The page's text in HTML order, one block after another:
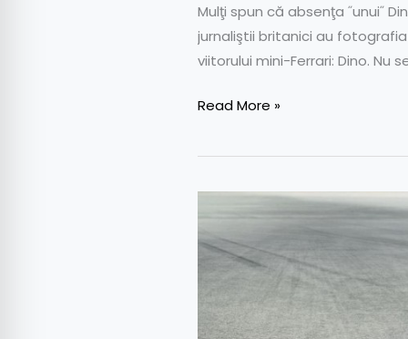
Mulţi spun că absenţa ˝unui˝
jurnaliştii britanici au
viitorului mini-Ferrari: Dino.
Read More »
488
Spider.
Căluţul
Cabrat
se